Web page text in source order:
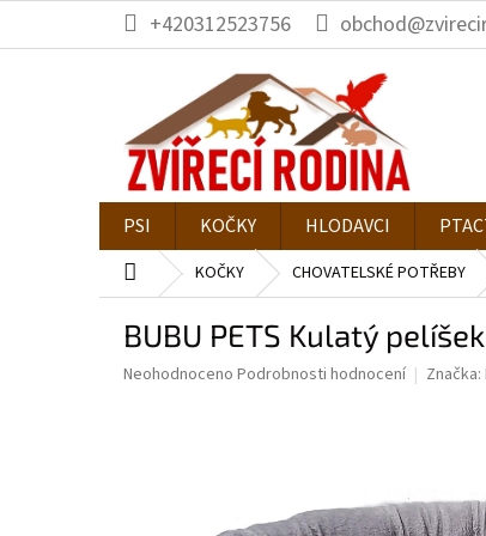
obsah
+420312523756
PSI KOČKY HLODAVCI
Domů KOČKY CHOVATELSKÉ POTŘEBY
BUBU PETS Kulatý
Průměrné
Neohodnoceno Podrobnosti hodnocení Značka: